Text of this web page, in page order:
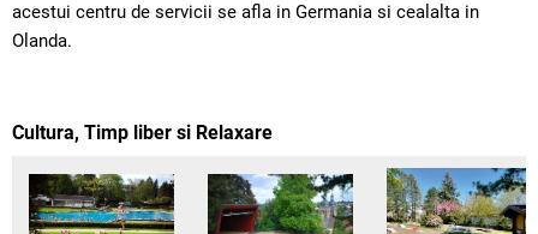
acestui centru de servicii se afla in Germania si cealalta in
Olanda.
Cultura, Timp liber si Relaxare